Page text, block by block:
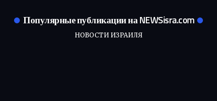
Популярные публикации на NEWSisra.com
НОВОСТИ ИЗРАИЛЯ